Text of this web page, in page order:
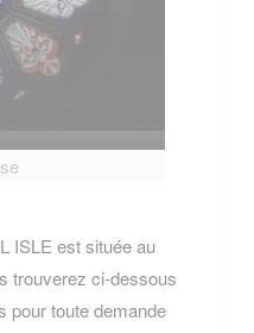
ISLE est située au
trouverez ci-dessous
pour toute demande